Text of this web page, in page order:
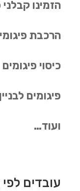
הזמינו
הרכבת
כיסוי פיגומים
פיגומים לבניין
ועוד…
עובדים